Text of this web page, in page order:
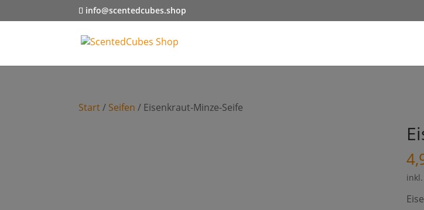
info@scentedcubes.shop
Start/ Seifen / Eisenkraut-Minze-Seife